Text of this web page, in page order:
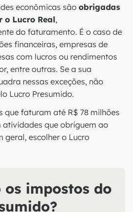
econômicas são obrigadas
o Lucro Real,
do faturamento. É o caso de
financeiras, empresas de
com lucros ou rendimentos
entre outras. Se a sua
nessas exceções, não
Lucro Presumido.
que faturam até R$ 78 milhões
atividades que obriguem ao
geral, escolher o Lucro
os impostos do